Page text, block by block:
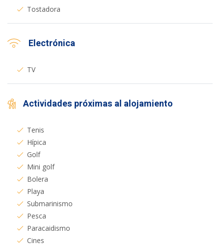
Tostadora
Electrónica
TV
Actividades próximas al alojamiento
Tenis
Hípica
Golf
Mini golf
Bolera
Playa
Submarinismo
Pesca
Paracaidismo
Cines